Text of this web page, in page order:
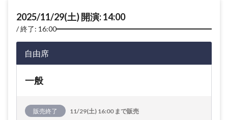
2025/11/29(土) 開演: 14:00
終了: 16:00
自由席
一般
販売終了 11/29(土) 16:00 まで販売